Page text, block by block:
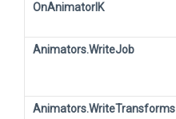
OnAnimatorIK
Animators.WriteJob
Animators.WriteTransforms